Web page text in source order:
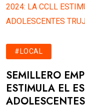
2024: LA CCLL
ADOLESCENTES
#LOCAL
SEMILLERO
ESTIMULA EL